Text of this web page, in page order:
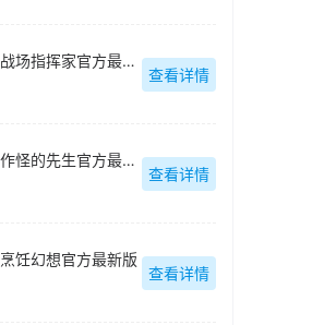
战场指挥家官方最新版
查看详情
作怪的先生官方最新版
查看详情
烹饪幻想官方最新版
查看详情